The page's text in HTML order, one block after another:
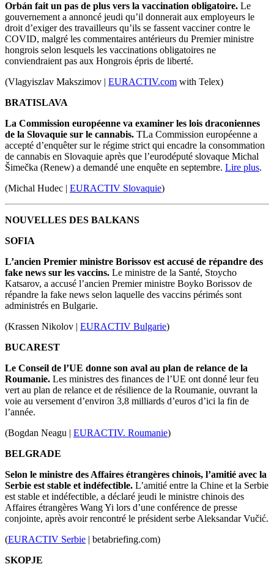
Orbán fait un pas de plus vers la vaccination obligatoire. Le
gouvernement a annoncé jeudi qu’il donnerait aux employeurs le
droit d’exiger des travailleurs qu’ils se fassent vacciner contre le
COVID, malgré les commentaires antérieurs du Premier ministre
hongrois selon lesquels les vaccinations obligatoires ne
conviendraient pas aux Hongrois épris de liberté.
(Vlagyiszlav Makszimov | EURACTIV.com with Telex)
BRATISLAVA
La Commission européenne va examiner les lois draconiennes
de la Slovaquie sur le cannabis. TLa Commission européenne a
accepté d’enquêter sur le régime strict qui encadre la consommation
de cannabis en Slovaquie après que l’eurodéputé slovaque Michal
Šimečka (Renew) a demandé une enquête en septembre. Lire plus.
(Michal Hudec | EURACTIV Slovaquie)
NOUVELLES DES BALKANS
SOFIA
L’ancien Premier ministre Borissov est accusé de répandre des
fakе news sur les vaccins. Le ministre de la Santé, Stoycho
Katsarov, a accusé l’ancien Premier ministre Boyko Borissov de
répandre la fakе news selon laquelle des vaccins périmés sont
administrés en Bulgarie.
(Krassen Nikolov | EURACTIV Bulgarie)
BUCAREST
Le Conseil de l’UE donne son aval au plan de relance de la
Roumanie. Les ministres des finances de l’UE ont donné leur feu
vert au plan de relance et de résilience de la Roumanie, ouvrant la
voie au versement d’environ 3,8 milliards d’euros d’ici la fin de
l’année.
(Bogdan Neagu | EURACTIV. Roumanie)
BELGRADE
Selon le ministre des Affaires étrangères chinois, l’amitié avec la
Serbie est stable et indéfectible. L’amitié entre la Chine et la Serbie
est stable et indéfectible, a déclaré jeudi le ministre chinois des
Affaires étrangères Wang Yi lors d’une conférence de presse
conjointe, après avoir rencontré le président serbe Aleksandar Vučić.
(EURACTIV Serbie | betabriefing.com)
SKOPJE